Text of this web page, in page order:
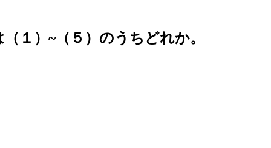
）~（５）のうちどれか。